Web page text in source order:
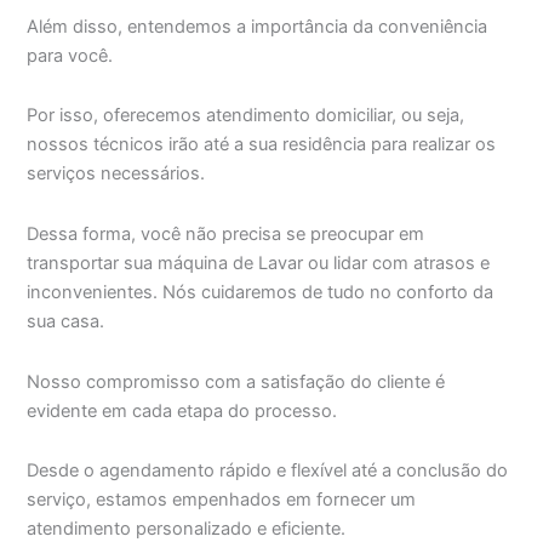
Além disso, entendemos a importância da conveniência
para você.
Por isso, oferecemos atendimento domiciliar, ou seja,
nossos técnicos irão até a sua residência para realizar os
serviços necessários.
Dessa forma, você não precisa se preocupar em
transportar sua máquina de Lavar ou lidar com atrasos e
inconvenientes. Nós cuidaremos de tudo no conforto da
sua casa.
Nosso compromisso com a satisfação do cliente é
evidente em cada etapa do processo.
Desde o agendamento rápido e flexível até a conclusão do
serviço, estamos empenhados em fornecer um
atendimento personalizado e eficiente.